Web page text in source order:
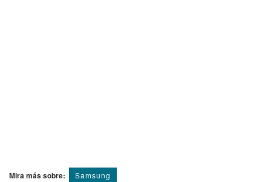
Mira más sobre: Samsung